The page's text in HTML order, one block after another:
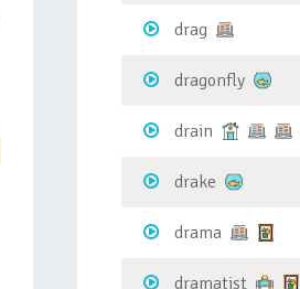
drag
dragonfly
drain
drake
drama
dramatist